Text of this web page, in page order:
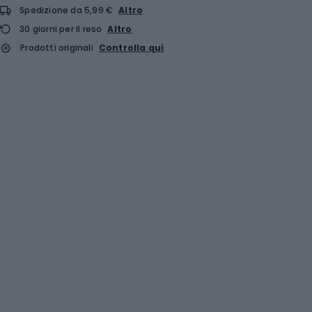
Spedizione da 5,99 € Altro
30 giorni per il reso Altro
Prodotti originali Controlla qui